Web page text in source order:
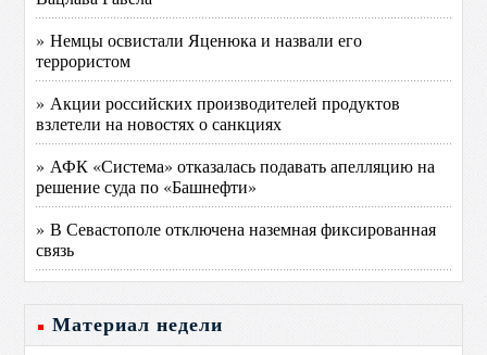
» Немцы освистали Яценюка и назвали его
террористом
» Акции российских производителей продуктов
взлетели на новостях о санкциях
» АФК «Система» отказалась подавать апелляцию на
решение суда по «Башнефти»
» В Севастополе отключена наземная фиксированная
связь
Материал недели